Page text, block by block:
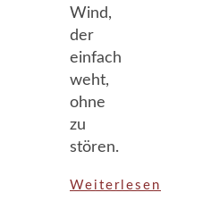
Wind,
der
einfach
weht,
ohne
zu
stören.
Weiterlesen